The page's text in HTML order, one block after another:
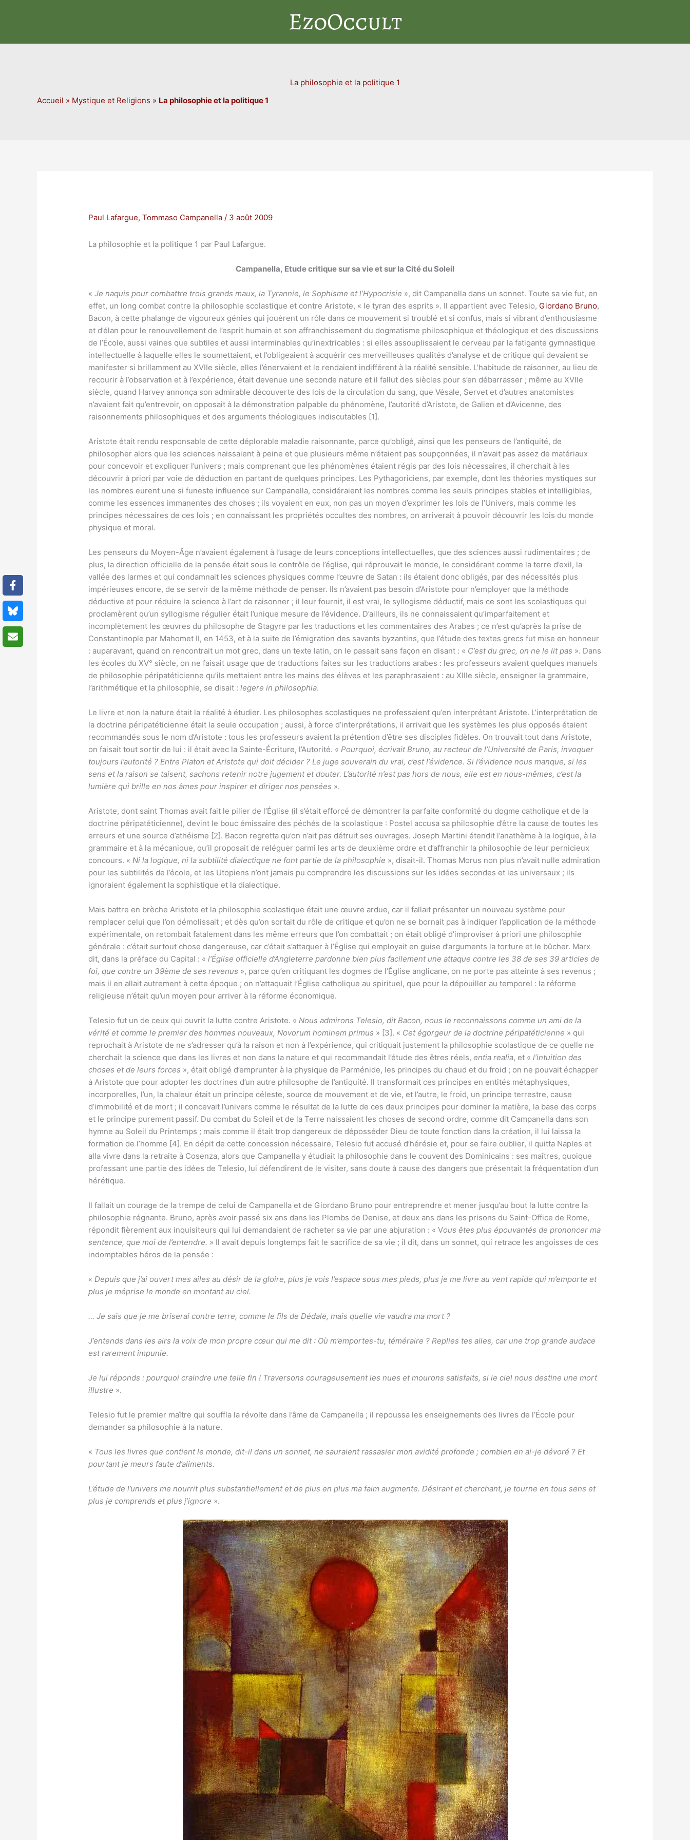
EzoOccult
La philosophie et la politique 1
Accueil » Mystique et Religions » La philosophie et la politique 1
Paul Lafargue,Tommaso Campanella / 3 août 2009
La philosophie et la politique 1 par Paul Lafargue.
Campanella, Etude critique sur sa vie et sur la Cité du Soleil
«Je naquis pour combattre trois grands maux, la Tyrannie, le Sophisme et l’Hypocrisie », dit Campanella dans un sonnet. Toute sa vie fut, en
effet, un long combat contre la philosophie scolastique et contre Aristote, « le tyran des esprits ». Il appartient avec Telesio, Giordano Bruno,
Bacon, à cette phalange de vigoureux génies qui jouèrent un rôle dans ce mouvement si troublé et si confus, mais si vibrant d’enthousiasme
et d’élan pour le renouvellement de l’esprit humain et son affranchissement du dogmatisme philosophique et théologique et des discussions
de l’École, aussi vaines que subtiles et aussi interminables qu’inextricables : si elles assouplissaient le cerveau par la fatigante gymnastique
intellectuelle à laquelle elles le soumettaient, et l’obligeaient à acquérir ces merveilleuses qualités d’analyse et de critique qui devaient se
manifester si brillamment au XVIIe siècle, elles l’énervaient et le rendaient indifférent à la réalité sensible. L’habitude de raisonner, au lieu de
recourir à l’observation et à l’expérience, était devenue une seconde nature et il fallut des siècles pour s’en débarrasser ; même au XVIIe
siècle, quand Harvey annonça son admirable découverte des lois de la circulation du sang, que Vésale, Servet et d’autres anatomistes
n’avaient fait qu’entrevoir, on opposait à la démonstration palpable du phénomène, l’autorité d’Aristote, de Galien et d’Avicenne, des
raisonnements philosophiques et des arguments théologiques indiscutables [1].
Aristote était rendu responsable de cette déplorable maladie raisonnante, parce qu’obligé, ainsi que les penseurs de l’antiquité, de
philosopher alors que les sciences naissaient à peine et que plusieurs même n’étaient pas soupçonnées, il n’avait pas assez de matériaux
pour concevoir et expliquer l’univers ; mais comprenant que les phénomènes étaient régis par des lois nécessaires, il cherchait à les
découvrir à priori par voie de déduction en partant de quelques principes. Les Pythagoriciens, par exemple, dont les théories mystiques sur
les nombres eurent une si funeste influence sur Campanella, considéraient les nombres comme les seuls principes stables et intelligibles,
comme les essences immanentes des choses ; ils voyaient en eux, non pas un moyen d’exprimer les lois de l’Univers, mais comme les
principes nécessaires de ces lois ; en connaissant les propriétés occultes des nombres, on arriverait à pouvoir découvrir les lois du monde
physique et moral.
Les penseurs du Moyen-Âge n’avaient également à l’usage de leurs conceptions intellectuelles, que des sciences aussi rudimentaires ; de
plus, la direction officielle de la pensée était sous le contrôle de l’église, qui réprouvait le monde, le considérant comme la terre d’exil, la
vallée des larmes et qui condamnait les sciences physiques comme l’œuvre de Satan : ils étaient donc obligés, par des nécessités plus
impérieuses encore, de se servir de la même méthode de penser. Ils n’avaient pas besoin d’Aristote pour n’employer que la méthode
déductive et pour réduire la science à l’art de raisonner ; il leur fournit, il est vrai, le syllogisme déductif, mais ce sont les scolastiques qui
proclamèrent qu’un syllogisme régulier était l’unique mesure de l’évidence. D’ailleurs, ils ne connaissaient qu’imparfaitement et
incomplètement les œuvres du philosophe de Stagyre par les traductions et les commentaires des Arabes ; ce n’est qu’après la prise de
Constantinople par Mahomet II, en 1453, et à la suite de l’émigration des savants byzantins, que l’étude des textes grecs fut mise en honneur
: auparavant, quand on rencontrait un mot grec, dans un texte latin, on le passait sans façon en disant : « C’est du grec, on ne le lit pas ». Dans
les écoles du XV° siècle, on ne faisait usage que de traductions faites sur les traductions arabes : les professeurs avaient quelques manuels
de philosophie péripatéticienne qu’ils mettaient entre les mains des élèves et les paraphrasaient : au XIIIe siècle, enseigner la grammaire,
l’arithmétique et la philosophie, se disait :legere in philosophia.
Le livre et non la nature était la réalité à étudier. Les philosophes scolastiques ne professaient qu’en interprétant Aristote. L’interprétation de
la doctrine péripatéticienne était la seule occupation ; aussi, à force d’interprétations, il arrivait que les systèmes les plus opposés étaient
recommandés sous le nom d’Aristote : tous les professeurs avaient la prétention d’être ses disciples fidèles. On trouvait tout dans Aristote,
on faisait tout sortir de lui : il était avec la Sainte-Écriture, l’Autorité. «Pourquoi, écrivait Bruno, au recteur de l’Université de Paris, invoquer
toujours l’autorité ? Entre Platon et Aristote qui doit décider ? Le juge souverain du vrai, c’est l’évidence. Si l’évidence nous manque, si les
sens et la raison se taisent, sachons retenir notre jugement et douter. L’autorité n’est pas hors de nous, elle est en nous-mêmes, c’est la
lumière qui brille en nos âmes pour inspirer et diriger nos pensées ».
Aristote, dont saint Thomas avait fait le pilier de l’Église (il s’était efforcé de démontrer la parfaite conformité du dogme catholique et de la
doctrine péripatéticienne), devint le bouc émissaire des péchés de la scolastique : Postel accusa sa philosophie d’être la cause de toutes les
erreurs et une source d’athéisme [2]. Bacon regretta qu’on n’ait pas détruit ses ouvrages. Joseph Martini étendit l’anathème à la logique, à la
grammaire et à la mécanique, qu’il proposait de reléguer parmi les arts de deuxième ordre et d’affranchir la philosophie de leur pernicieux
concours. «Ni la logique, ni la subtilité dialectique ne font partie de la philosophie », disait-il. Thomas Morus non plus n’avait nulle admiration
pour les subtilités de l’école, et les Utopiens n’ont jamais pu comprendre les discussions sur les idées secondes et les universaux ; ils
ignoraient également la sophistique et la dialectique.
Mais battre en brèche Aristote et la philosophie scolastique était une œuvre ardue, car il fallait présenter un nouveau système pour
remplacer celui que l’on démolissait ; et dès qu’on sortait du rôle de critique et qu’on ne se bornait pas à indiquer l’application de la méthode
expérimentale, on retombait fatalement dans les même erreurs que l’on combattait ; on était obligé d’improviser à priori une philosophie
générale : c’était surtout chose dangereuse, car c’était s’attaquer à l’Église qui employait en guise d’arguments la torture et le bûcher. Marx
dit, dans la préface du Capital : «l’Église officielle d’Angleterre pardonne bien plus facilement une attaque contre les 38 de ses 39 articles de
foi, que contre un 39ème de ses revenus », parce qu’en critiquant les dogmes de l’Église anglicane, on ne porte pas atteinte à ses revenus ;
mais il en allait autrement à cette époque ; on n’attaquait l’Église catholique au spirituel, que pour la dépouiller au temporel : la réforme
religieuse n’était qu’un moyen pour arriver à la réforme économique.
Telesio fut un de ceux qui ouvrit la lutte contre Aristote. «Nous admirons Telesio, dit Bacon, nous le reconnaissons comme un ami de la
vérité et comme le premier des hommes nouveaux, Novorum hominem primus » [3]. « Cet égorgeur de la doctrine péripatéticienne » qui
reprochait à Aristote de ne s’adresser qu’à la raison et non à l’expérience, qui critiquait justement la philosophie scolastique de ce quelle ne
cherchait la science que dans les livres et non dans la nature et qui recommandait l’étude des êtres réels,entia realia, et «l’intuition des
choses et de leurs forces », était obligé d’emprunter à la physique de Parménide, les principes du chaud et du froid ; on ne pouvait échapper
à Aristote que pour adopter les doctrines d’un autre philosophe de l’antiquité. Il transformait ces principes en entités métaphysiques,
incorporelles, l’un, la chaleur était un principe céleste, source de mouvement et de vie, et l’autre, le froid, un principe terrestre, cause
d’immobilité et de mort ; il concevait l’univers comme le résultat de la lutte de ces deux principes pour dominer la matière, la base des corps
et le principe purement passif. Du combat du Soleil et de la Terre naissaient les choses de second ordre, comme dit Campanella dans son
hymne au Soleil du Printemps ; mais comme il était trop dangereux de déposséder Dieu de toute fonction dans la création, il lui laissa la
formation de l’homme [4]. En dépit de cette concession nécessaire, Telesio fut accusé d’hérésie et, pour se faire oublier, il quitta Naples et
alla vivre dans la retraite à Cosenza, alors que Campanella y étudiait la philosophie dans le couvent des Dominicains : ses maîtres, quoique
professant une partie des idées de Telesio, lui défendirent de le visiter, sans doute à cause des dangers que présentait la fréquentation d’un
hérétique.
Il fallait un courage de la trempe de celui de Campanella et de Giordano Bruno pour entreprendre et mener jusqu’au bout la lutte contre la
philosophie régnante. Bruno, après avoir passé six ans dans les Plombs de Denise, et deux ans dans les prisons du Saint-Office de Rome,
répondit fièrement aux inquisiteurs qui lui demandaient de racheter sa vie par une abjuration : « Vous êtes plus épouvantés de prononcer ma
sentence, que moi de l’entendre. » Il avait depuis longtemps fait le sacrifice de sa vie ; il dit, dans un sonnet, qui retrace les angoisses de ces
indomptables héros de la pensée :
«Depuis que j’ai ouvert mes ailes au désir de la gloire, plus je vois l’espace sous mes pieds, plus je me livre au vent rapide qui m’emporte et
plus je méprise le monde en montant au ciel.
… Je sais que je me briserai contre terre, comme le fils de Dédale, mais quelle vie vaudra ma mort ?
J’entends dans les airs la voix de mon propre cœur qui me dit : Où m’emportes-tu, téméraire ? Replies tes ailes, car une trop grande audace
est rarement impunie.
Je lui réponds : pourquoi craindre une telle fin ! Traversons courageusement les nues et mourons satisfaits, si le ciel nous destine une mort
illustre ».
Telesio fut le premier maître qui souffla la révolte dans l’âme de Campanella ; il repoussa les enseignements des livres de l’École pour
demander sa philosophie à la nature.
« Tous les livres que contient le monde, dit-il dans un sonnet, ne sauraient rassasier mon avidité profonde ; combien en ai-je dévoré ? Et
pourtant je meurs faute d’aliments.
L’étude de l’univers me nourrit plus substantiellement et de plus en plus ma faim augmente. Désirant et cherchant, je tourne en tous sens et
plus je comprends et plus j’ignore ».